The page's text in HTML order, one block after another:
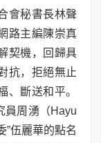
會秘書長林聲
路主編陳崇真
契機，回歸具
抗，拒絕無止
、斷送和平。
員周湧（Hayu
”伍麗華的點名